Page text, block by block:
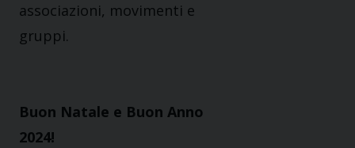
associazioni, movimenti e
gruppi.
Buon Natale e Buon Anno
2024!